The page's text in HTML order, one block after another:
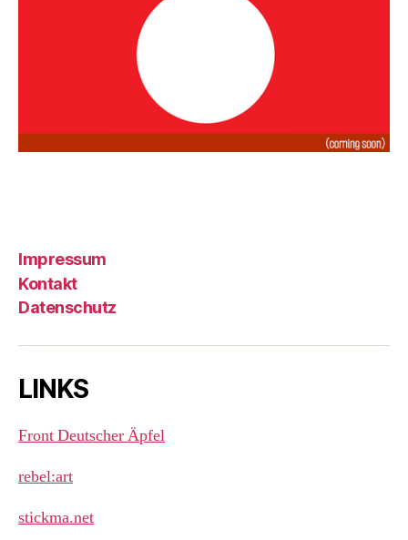
Impressum
Kontakt
Datenschutz
LINKS
Front Deutscher Äpfel
rebel:art
stickma.net